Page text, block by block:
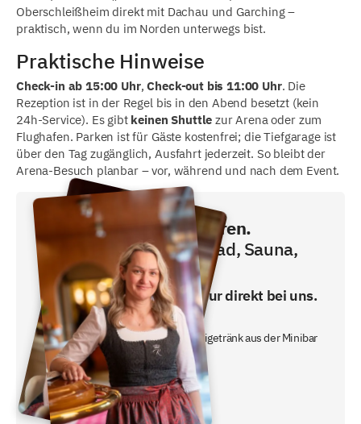
Oberschleißheim direkt mit Dachau und Garching –
praktisch, wenn du im Norden unterwegs bist.
Praktische Hinweise
Check-in ab 15:00 Uhr,Check-out bis 11:00 Uhr. Die
Rezeption ist in der Regel bis in den Abend besetzt (kein
24h-Service). Es gibt keinen Shuttle zur Arena oder zum
Flughafen. Parken ist für Gäste kostenfrei; die Tiefgarage ist
über den Tag zugänglich, Ausfahrt jederzeit. So bleibt der
Arena-Besuch planbar – vor, während und nach dem Event.
Direkt buchen und sparen.
Frühstück, Schwimmbad, Sauna,
Fitness inklusive!
Den besten Preis gibt es nur direkt bei uns.
- inklusive Frühstücksbuffet
- ein gratis nicht alkoholisches Freigetränk aus der Minibar
oder unserem Nachtbutler.
Jetzt Preis checken!